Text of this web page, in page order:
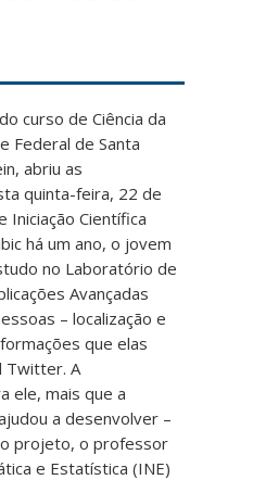
curso de Ciência da
Federal de Santa
abriu as
quinta-feira, 22 de
Iniciação Científica
há um ano, o jovem
no Laboratório de
Avançadas
– localização e
que elas
Twitter. A
ele, mais que a
a desenvolver –
projeto, o professor
e Estatística (INE)